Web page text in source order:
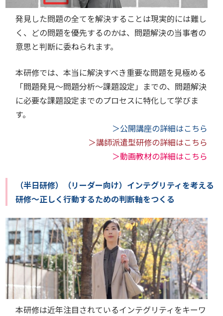
発見した問題の全てを解決することは現実的には難し
く、どの問題を優先するのかは、問題解決の当事者の
意思と判断に委ねられます。
本研修では、本当に解決すべき重要な問題を見極める
「問題発見～問題分析～課題設定」までの、問題解決
に必要な課題設定までのプロセスに特化して学びま
す。
＞公開講座の詳細はこちら
＞講師派遣型研修の詳細はこちら
＞動画教材の詳細はこちら
（半日研修）（リーダー向け）インテグリティを考える
研修～正しく行動するための判断軸をつくる
本研修は近年注目されているインテグリティをキーワ